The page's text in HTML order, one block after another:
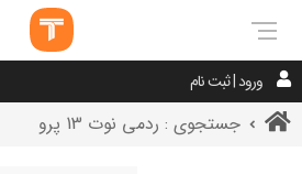
ورود | ثبت نام
جستجوی : ردمی نوت 13 پرو